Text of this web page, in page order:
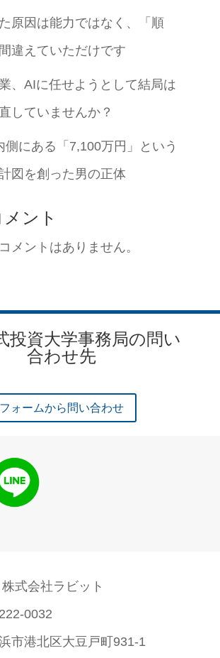
原因は能力ではなく、「順
違えていただけです
、AIに任せようとして結局は
していませんか？
側にある「7,100万円」という
図を創った男の正体
ント
メントはありません。
投資大学事務局の問い
合わせ先
フォームから問い合わせ
式会社ラビット
0032
市港北区大豆戸町931-1